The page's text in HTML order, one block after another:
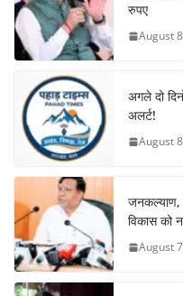
रुपए
August
अगले दो
अलर्ट!
August
जनकल्याण,
विकास को
August